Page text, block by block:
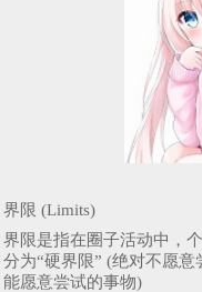
界限 (Limits)
界限是指在圈子活动中，
分为“硬界限” (绝对不愿
能愿意尝试的事物)